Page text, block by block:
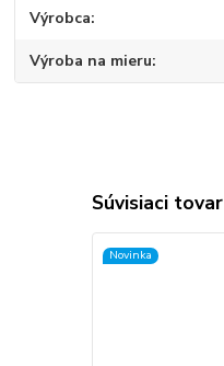
Výrobca
Výroba na mieru
Súvisiaci tovar
Novinka